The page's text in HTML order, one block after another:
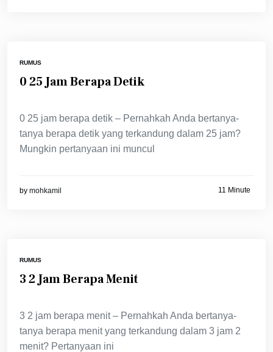
RUMUS
0 25 Jam Berapa Detik
0 25 jam berapa detik – Pernahkah Anda bertanya-
tanya berapa detik yang terkandung dalam 25 jam?
Mungkin pertanyaan ini muncul
by mohkamil 11 Minute
RUMUS
3 2 Jam Berapa Menit
3 2 jam berapa menit – Pernahkah Anda bertanya-
tanya berapa menit yang terkandung dalam 3 jam 2
menit? Pertanyaan ini